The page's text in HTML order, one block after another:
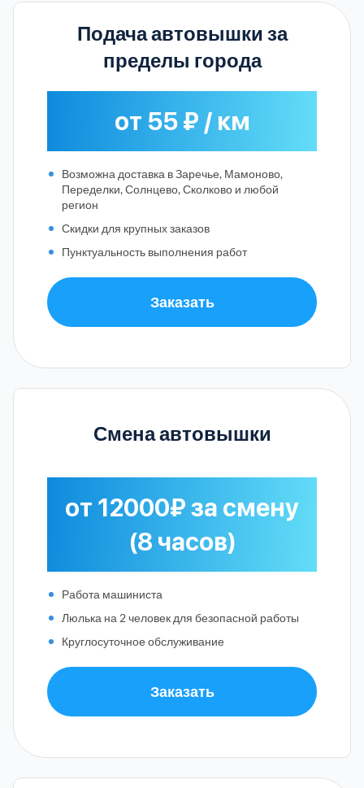
Подача автовышки за
пределы города
от 55 ₽ / км
Возможна доставка в Заречье, Мамоново,
Переделки, Солнцево, Сколково и любой
регион
Скидки для крупных заказов
Пунктуальность выполнения работ
Заказать
Смена автовышки
от 12000₽ за смену
(8 часов)
Работа машиниста
Люлька на 2 человек для безопасной работы
Круглосуточное обслуживание
Заказать